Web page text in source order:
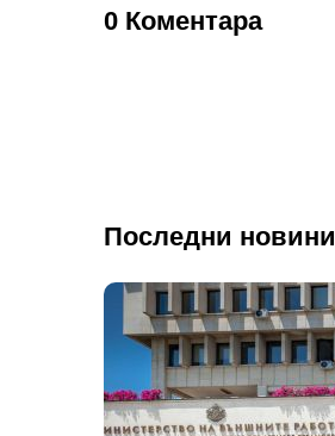
0 Коментара
Последни новини